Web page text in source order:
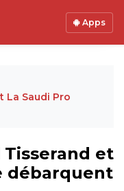
Apps
La Saudi Pro
Tisserand et
débarquent